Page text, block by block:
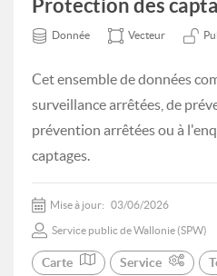
Protection des
Donnée Vecteur
Cet ensemble de données
surveillance arrêtées, de
prévention arrêtées ou à
captages.
Mise à jour: 03/06/2026
Service public de Wallonie (SPW)
Carte Service